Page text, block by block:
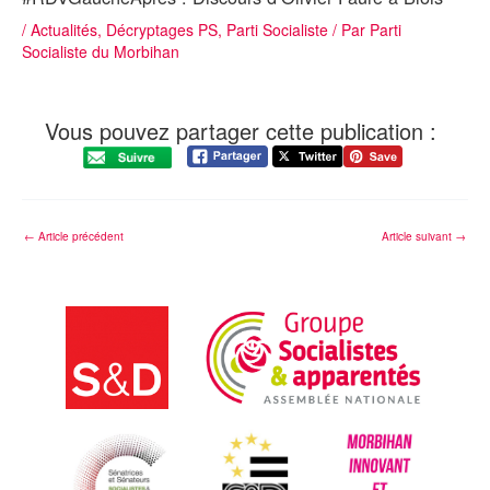
/ Actualités, Décryptages PS, Parti Socialiste / Par Parti
Socialiste du Morbihan
Vous pouvez partager cette publication :
← Article précédent Article suivant →